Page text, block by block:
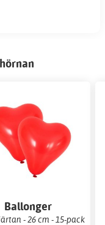
Ballonger
- 26 cm - 15-pack